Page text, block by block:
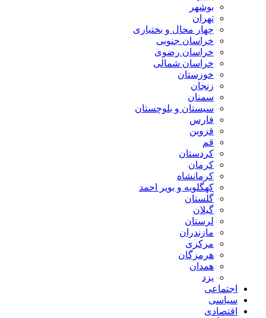
بوشهر
تهران
چهار محال و بختیاری
خراسان جنوبی
خراسان رضوی
خراسان شمالی
خوزستان
زنجان
سمنان
سیستان و بلوچستان
فارس
قزوین
قم
کردستان
کرمان
کرمانشاه
کهگلویه و بویر احمد
گلستان
گیلان
لرستان
مازندران
مرکزی
هرمزگان
همدان
یزد
اجتماعی
سیاسی
اقتصادی